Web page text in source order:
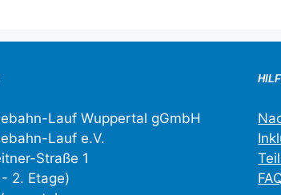
Lauf Wuppertal gGmbH
Lauf e.V.
Straße 1
2. Etage)